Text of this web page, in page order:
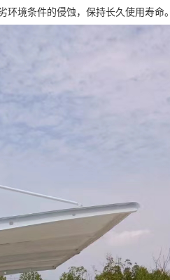
境条件的侵蚀，保持长久使用寿命。